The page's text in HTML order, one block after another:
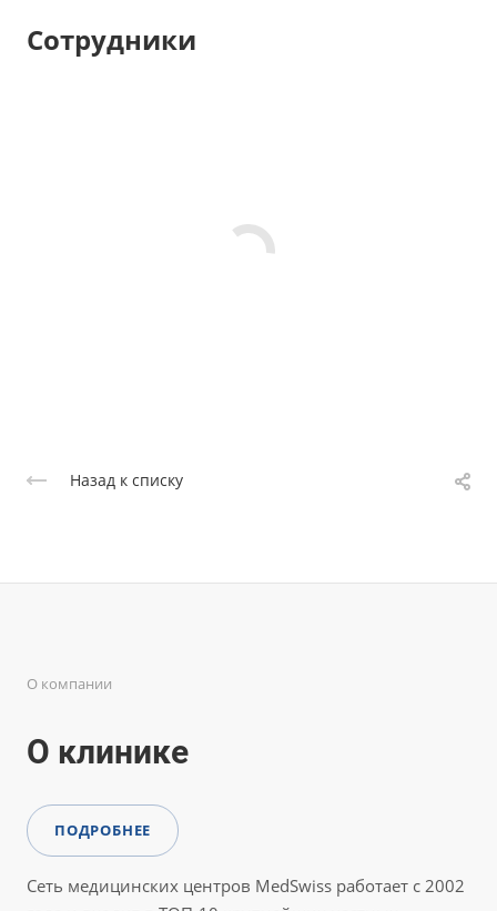
Сотрудники
Назад к списку
О компании
О клинике
ПОДРОБНЕЕ
Сеть медицинских центров MedSwiss работает с 2002